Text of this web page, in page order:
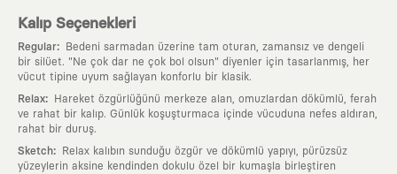
Kalıp Seçenekleri
Regular:
Bedeni sarmadan üzerine tam oturan, zamansız ve dengeli
bir silüet. "Ne çok dar ne çok bol olsun" diyenler için tasarlanmış, her
vücut tipine uyum sağlayan konforlu bir klasik.
Relax:
Hareket özgürlüğünü merkeze alan, omuzlardan dökümlü, ferah
ve rahat bir kalıp. Günlük koşuşturmaca içinde vücuduna nefes aldıran,
rahat bir duruş.
Sketch:
Relax kalıbın sunduğu özgür ve dökümlü yapıyı, pürüzsüz
yüzeylerin aksine kendinden dokulu özel bir kumaşla birleştiren